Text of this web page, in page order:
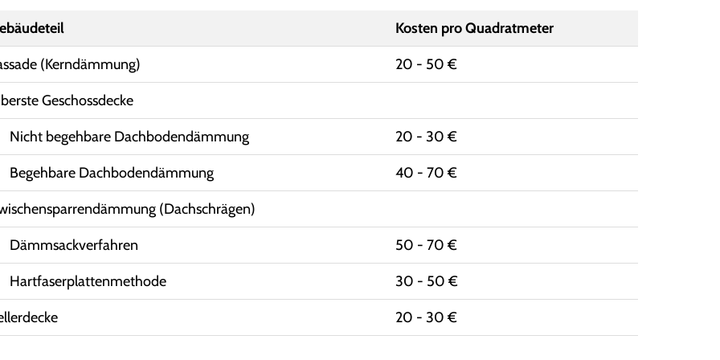
Kosten pro Quadratmeter
(Kerndämmung) 20 - 50 €
Geschossdecke
Nicht begehbare Dachbodendämmung 20 - 30 €
Begehbare Dachbodendämmung 40 - 70 €
(Dachschrägen)
Dämmsackverfahren 50 - 70 €
Hartfaserplattenmethode 30 - 50 €
20 - 30 €